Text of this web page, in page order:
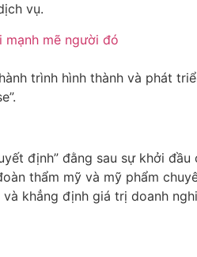
vụ.
trình hình thành và phát
định” đằng sau sự khởi đầu
thẩm mỹ và mỹ phẩm
khẳng định giá trị doanh